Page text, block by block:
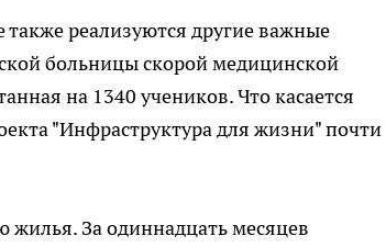
реализуются другие важные
больницы скорой медицинской
на 1340 учеников. Что касается
"Инфраструктура для жизни" почти
За одиннадцать месяцев